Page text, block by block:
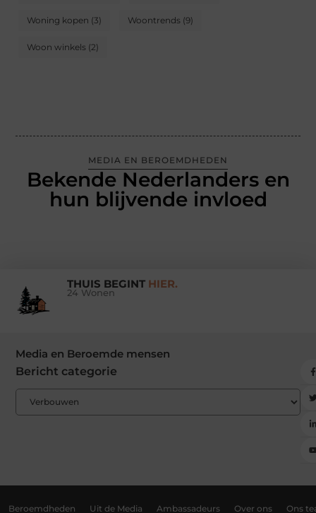
Woning kopen (3) Woontrends (9)
Woon winkels (2)
MEDIA EN BEROEMDHEDEN
Bekende Nederlanders en
hun blijvende invloed
THUIS BEGINT HIER.
24 Wonen
Media en Beroemde mensen
Bericht categorie
Beroemdheden Uit de Media Ambassadeurs Over ons Ons